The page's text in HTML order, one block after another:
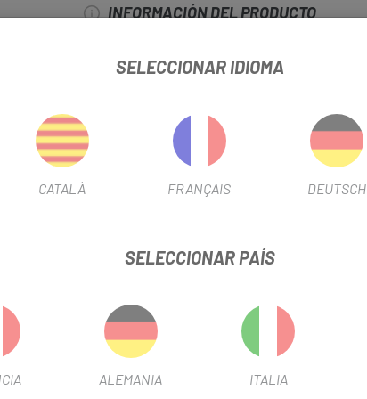
INFORMACIÓN DEL PRODUCTO
SELECCIONAR IDIOMA
CATALÀ FRANÇAIS DEUTSCH
SELECCIONAR PAÍS
ALEMANIA ITALIA